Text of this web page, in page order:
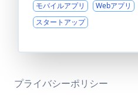
モバイルアプリ
Webアプリ
スタートアップ
プライバシーポリシー